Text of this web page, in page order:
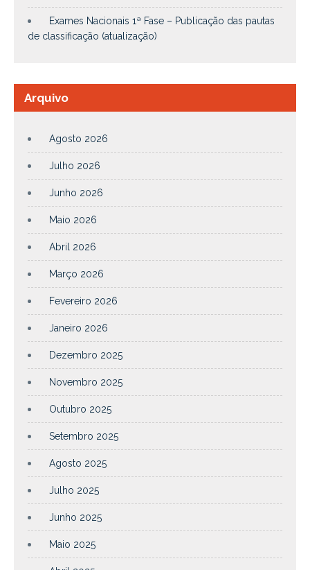
Exames Nacionais 1ª Fase – Publicação das pautas
de classificação (atualização)
Arquivo
Agosto 2026
Julho 2026
Junho 2026
Maio 2026
Abril 2026
Março 2026
Fevereiro 2026
Janeiro 2026
Dezembro 2025
Novembro 2025
Outubro 2025
Setembro 2025
Agosto 2025
Julho 2025
Junho 2025
Maio 2025